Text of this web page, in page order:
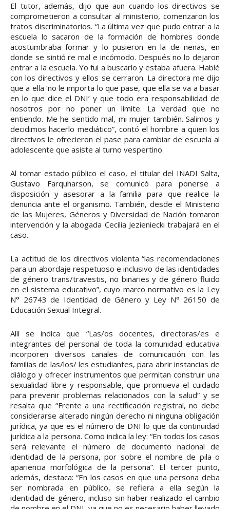
El tutor, además, dijo que aun cuando los directivos se
comprometieron a consultar al ministerio, comenzaron los
tratos discriminatorios. “La última vez que pudo entrar a la
escuela lo sacaron de la formación de hombres donde
acostumbraba formar y lo pusieron en la de nenas, en
donde se sintió re mal e incómodo. Después no lo dejaron
entrar a la escuela. Yo fui a buscarlo y estaba afuera. Hablé
con los directivos y ellos se cerraron. La directora me dijo
que a ella ‘no le importa lo que pase, que ella se va a basar
en lo que dice el DNI’ y que todo era responsabilidad de
nosotros por no poner un límite. La verdad que no
entiendo. Me he sentido mal, mi mujer también. Salimos y
decidimos hacerlo mediático”, contó el hombre a quien los
directivos le ofrecieron el pase para cambiar de escuela al
adolescente que asiste al turno vespertino.
Al tomar estado público el caso, el titular del INADI Salta,
Gustavo Farquharson, se comunicó para ponerse a
disposición y asesorar a la familia para que realice la
denuncia ante el organismo. También, desde el Ministerio
de las Mujeres, Géneros y Diversidad de Nación tomaron
intervención y la abogada Cecilia Jezieniecki trabajará en el
caso.
La actitud de los directivos violenta “las recomendaciones
para un abordaje respetuoso e inclusivo de las identidades
de género trans/travestis, no binaries y de género fluido
en el sistema educativo”, cuyo marco normativo es la Ley
N° 26743 de Identidad de Género y Ley N° 26150 de
Educación Sexual Integral.
Allí se indica que “Las/os docentes, directoras/es e
integrantes del personal de toda la comunidad educativa
incorporen diversos canales de comunicación con las
familias de las/los/ les estudiantes, para abrir instancias de
diálogo y ofrecer instrumentos que permitan construir una
sexualidad libre y responsable, que promueva el cuidado
para prevenir problemas relacionados con la salud” y se
resalta que “Frente a una rectificación registral, no debe
considerarse alterado ningún derecho ni ninguna obligación
jurídica, ya que es el número de DNI lo que da continuidad
jurídica a la persona. Como indica la ley: “En todos los casos
será relevante el número de documento nacional de
identidad de la persona, por sobre el nombre de pila o
apariencia morfológica de la persona”. El tercer punto,
además, destaca: “En los casos en que una persona deba
ser nombrada en público, se refiera a ella según la
identidad de género, incluso sin haber realizado el cambio